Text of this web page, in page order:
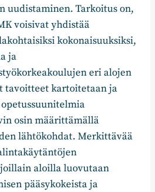
uudistaminen. Tarkoitus on,
voisivat yhdistää
kokonaisuuksiksi,
ja
eri alojen
tavoitteet kartoitetaan ja
osin määrittämällä
lähtökohdat. Merkittävää
aloilla luovutaan
pääsykokeista ja